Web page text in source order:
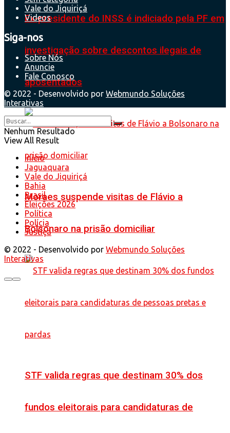
Ex-presidente do INSS é indiciado pela PF em
investigação sobre descontos ilegais de
aposentados
Moraes suspende visitas de Flávio a
Bolsonaro na prisão domiciliar
STF valida regras que destinam 30% dos
fundos eleitorais para candidaturas de
Vale do Jiquiriçá
Videos
Siga-nos
Sobre Nós
Anuncie
Fale Conosco
© 2022 - Desenvolvido por Webmundo Soluções
Interativas
Nenhum Resultado
View All Result
Início
Jaguaquara
Vale do Jiquiriçá
Bahia
Brasil
Eleições 2026
Política
Polícia
Justiça
© 2022 - Desenvolvido por Webmundo Soluções
Interativas